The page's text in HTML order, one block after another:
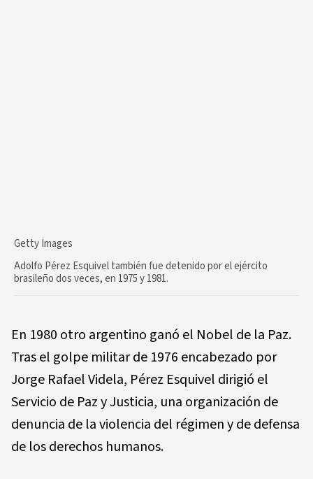
Getty Images
Adolfo Pérez Esquivel también fue detenido por el ejército
brasileño dos veces, en 1975 y 1981.
En 1980 otro argentino ganó el Nobel de la Paz.
Tras el golpe militar de 1976 encabezado por
Jorge Rafael Videla, Pérez Esquivel dirigió el
Servicio de Paz y Justicia, una organización de
denuncia de la violencia del régimen y de defensa
de los derechos humanos.